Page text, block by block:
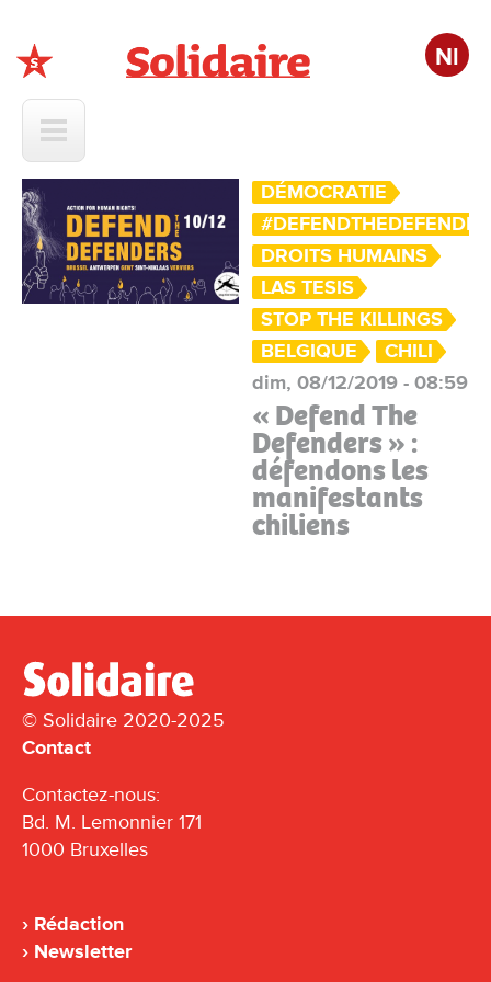
Nl
DÉMOCRATIE
DROITS HUMAINS
LAS TESIS
STOP THE KILLINGS
BELGIQUE
CHILI
dim, 08/12/2019 - 08:59
« Defend The
Defenders » :
défendons les
manifestants
chiliens
© Solidaire 2020-2025
Contact
Contactez-nous:
Bd. M. Lemonnier 171
1000 Bruxelles
Rédaction
Newsletter